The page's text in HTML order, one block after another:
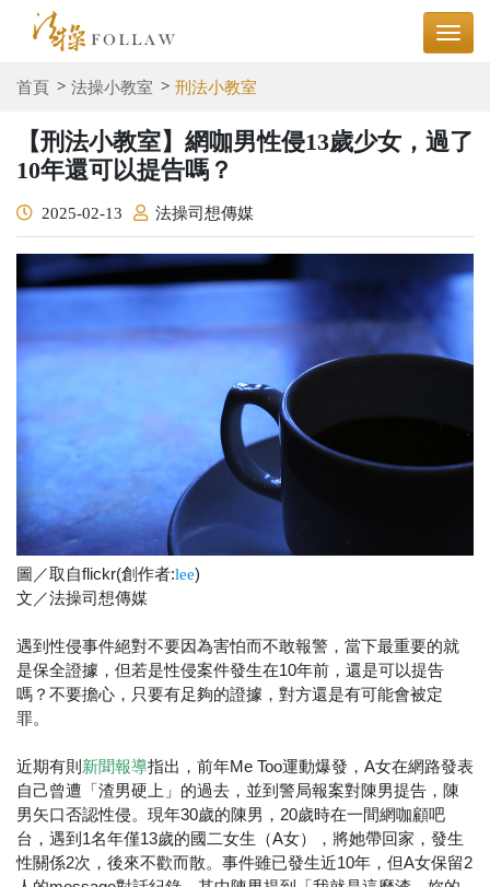
首頁 法操小教室 刑法小教室
【刑法小教室】網咖男性侵13歲少女，過了
10年還可以提告嗎？
2025-02-13 法操司想傳媒
圖／取自flickr(創作者:lee)
文／法操司想傳媒
遇到性侵事件絕對不要因為害怕而不敢報警，當下最重要的就
是保全證據，但若是性侵案件發生在10年前，還是可以提告
嗎？不要擔心，只要有足夠的證據，對方還是有可能會被定
罪。
近期有則 新聞報導指出，前年Me Too運動爆發，A女在網路發表
自己曾遭「渣男硬上」的過去，並到警局報案對陳男提告，陳
男矢口否認性侵。現年30歲的陳男，20歲時在一間網咖顧吧
台，遇到1名年僅13歲的國二女生（A女），將她帶回家，發生
性關係2次，後來不歡而散。事件雖已發生近10年，但A女保留2